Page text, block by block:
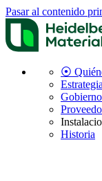
Pasar al contenido
⦿
Historia